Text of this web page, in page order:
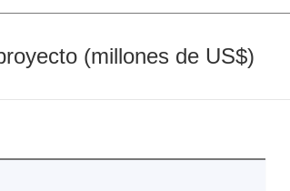
(millones de US$)